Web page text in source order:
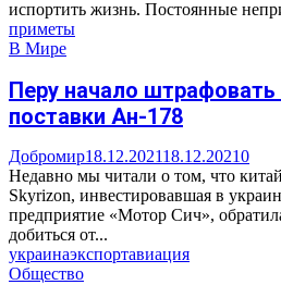
испортить жизнь. Постоянные
приметы
В Мире
Перу начало штрафовать
поставки Ан-178
Добромир18.12.202118.12.20210
Недавно мы читали о том, что
Skyrizon, инвестировавшая в
предприятие «Мотор Сич»,
добиться от...
украинаэкспортавиация
Общество